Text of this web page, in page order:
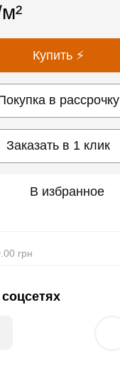
Купить ⚡
в рассрочку
Заказать в 1 клик
В избранное
грн